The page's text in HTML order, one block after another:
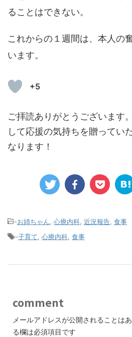
ることはできない。
これからの１週間は、本人の
います。
+5
ご拝読ありがとうございます
して応援の気持ちを贈ってい
なります！
-お姉ちゃん, 心療内科, 近況報告, 食事
-子育て, 心療内科, 食事
comment
メールアドレスが公開されることはあ
る欄は必須項目です